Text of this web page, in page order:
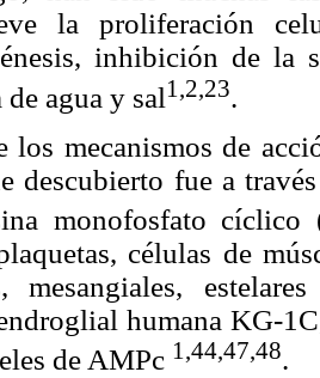
la proliferación
inhibición de la
de agua y sal1,2,23.
los mecanismos de
descubierto fue a
monofosfato cíclico
células de
mesangiales,
humana KG-
de AMPc 1,44,47,48.